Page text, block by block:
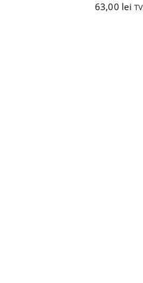
63,00 lei